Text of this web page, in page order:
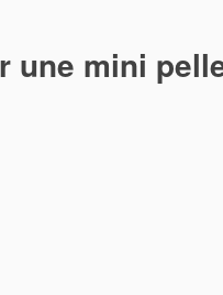
une mini